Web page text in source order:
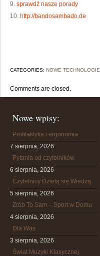
9. sprawdź nasze porady
10. http://bandosambado.de
CATEGORIES: NOWE TECHNOLOGIE
Comments are closed.
Nowe wpisy:
Profilaktyka i ergonomia
7 sierpnia, 2026
Pytania od czytelników
6 sierpnia, 2026
Czytelnicy Dzielą się Wiedzą
5 sierpnia, 2026
Zrób To Sam – Sport w Domu
4 sierpnia, 2026
Dla Was
3 sierpnia, 2026
Świat Muzyki Klasycznej